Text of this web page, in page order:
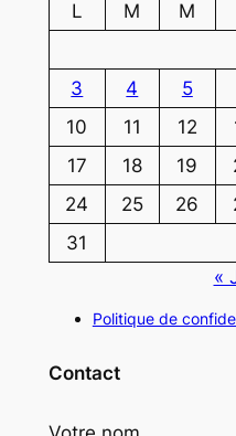
L
M M
3
4 5
10
11 12
17
18 19
24
25 26
31
«
Politique de
Contact